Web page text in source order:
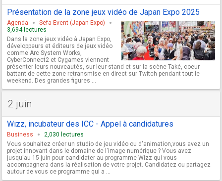
Présentation de la zone jeux vidéo de Japan Expo 2025
Agenda
Sefa Event (Japan Expo)
3,694 lectures
Dans la zone jeux vidéo à Japan Expo,
développeurs et éditeurs de jeux vidéo
comme Arc System Works,
CyberConnect2 et Cygames viennent
présenter leurs nouveautés, sur leur stand et sur la scène Také, coeur
battant de cette zone retransmise en direct sur Twitch pendant tout le
weekend. Des grandes figures ...
2 juin
Wizz, incubateur des ICC - Appel à candidatures
Business
2,030 lectures
Vous souhaitez créer un studio de jeu vidéo ou d'animation,vous avez un
projet innovant dans le domaine de l'image numérique ? Vous avez
jusqu'au 15 juin pour candidater au programme Wizz qui vous
accompagnera dans la réalisation de votre projet. Candidatez ou partagez
autour de vous ce programme qui a ...